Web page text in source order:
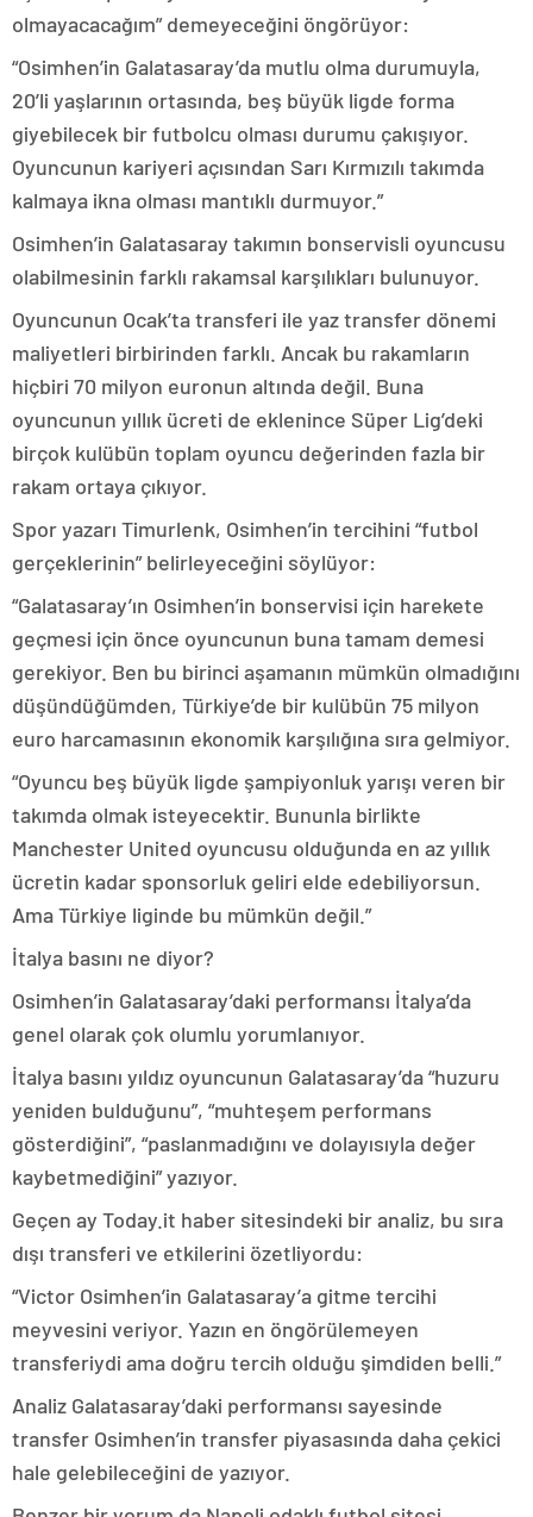
olmayacacağım” demeyeceğini öngörüyor:
“Osimhen’in Galatasaray’da mutlu olma durumuyla,
20’li yaşlarının ortasında, beş büyük ligde forma
giyebilecek bir futbolcu olması durumu çakışıyor.
Oyuncunun kariyeri açısından Sarı Kırmızılı takımda
kalmaya ikna olması mantıklı durmuyor.”
Osimhen’in Galatasaray takımın bonservisli oyuncusu
olabilmesinin farklı rakamsal karşılıkları bulunuyor.
Oyuncunun Ocak’ta transferi ile yaz transfer dönemi
maliyetleri birbirinden farklı. Ancak bu rakamların
hiçbiri 70 milyon euronun altında değil. Buna
oyuncunun yıllık ücreti de eklenince Süper Lig’deki
birçok kulübün toplam oyuncu değerinden fazla bir
rakam ortaya çıkıyor.
Spor yazarı Timurlenk, Osimhen’in tercihini “futbol
gerçeklerinin” belirleyeceğini söylüyor:
“Galatasaray’ın Osimhen’in bonservisi için harekete
geçmesi için önce oyuncunun buna tamam demesi
gerekiyor. Ben bu birinci aşamanın mümkün olmadığını
düşündüğümden, Türkiye’de bir kulübün 75 milyon
euro harcamasının ekonomik karşılığına sıra gelmiyor.
“Oyuncu beş büyük ligde şampiyonluk yarışı veren bir
takımda olmak isteyecektir. Bununla birlikte
Manchester United oyuncusu olduğunda en az yıllık
ücretin kadar sponsorluk geliri elde edebiliyorsun.
Ama Türkiye liginde bu mümkün değil.”
İtalya basını ne diyor?
Osimhen’in Galatasaray’daki performansı İtalya’da
genel olarak çok olumlu yorumlanıyor.
İtalya basını yıldız oyuncunun Galatasaray’da “huzuru
yeniden bulduğunu”, “muhteşem performans
gösterdiğini”, “paslanmadığını ve dolayısıyla değer
kaybetmediğini” yazıyor.
Geçen ay Today.it haber sitesindeki bir analiz, bu sıra
dışı transferi ve etkilerini özetliyordu:
“Victor Osimhen’in Galatasaray’a gitme tercihi
meyvesini veriyor. Yazın en öngörülemeyen
transferiydi ama doğru tercih olduğu şimdiden belli.”
Analiz Galatasaray’daki performansı sayesinde
transfer Osimhen’in transfer piyasasında daha çekici
hale gelebileceğini de yazıyor.